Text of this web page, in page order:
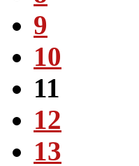
9
10
11
12
13